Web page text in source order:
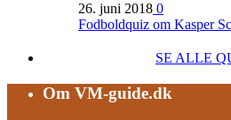
26. juni 2018 0
Fodboldquiz om Kasper
SE ALLE
Om VM-guide.dk